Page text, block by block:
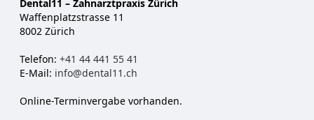
Dental11 – Zahnarztpraxis Zürich
Waffenplatzstrasse 11
8002 Zürich
Telefon: +41 44 441 55 41
E-Mail: info@dental11.ch
Online-Terminvergabe vorhanden.